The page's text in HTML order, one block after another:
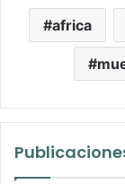
africa